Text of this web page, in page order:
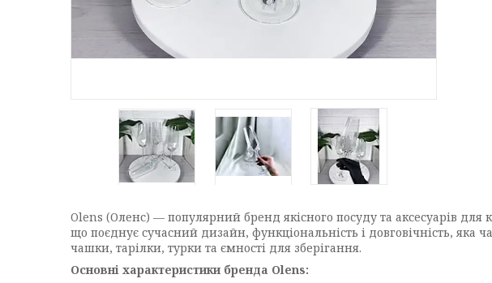
Olens (Оленс) — популярний бренд якісного посуду та аксесуарів для
що поєднує сучасний дизайн, функціональність і довговічність, яка
чашки, тарілки, турки та ємності для зберігання.
Основні характеристики бренда Olens: